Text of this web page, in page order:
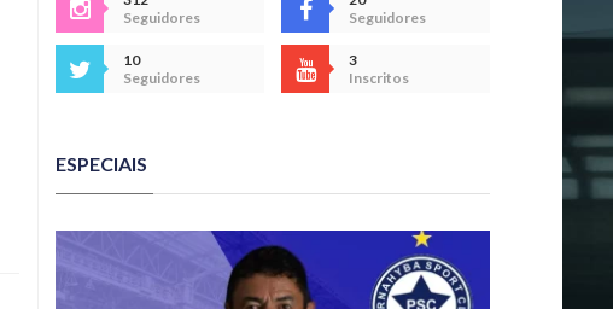
Seguidores
Seguidores
10
Seguidores
3
Inscritos
ESPECIAIS